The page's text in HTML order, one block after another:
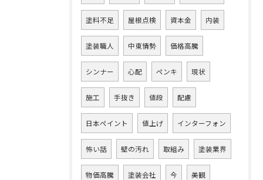
塗料不足 屋根点検 資本金 内装
塗装職人 中東情勢 価格高騰
シンナー 心配 ペンキ 現状
施工 手抜き 値段 配慮
日本ペイント 値上げ インターフォン
怖い話 壁の汚れ 取組み 塗装業界
物価高騰 塗装会社 今 美観